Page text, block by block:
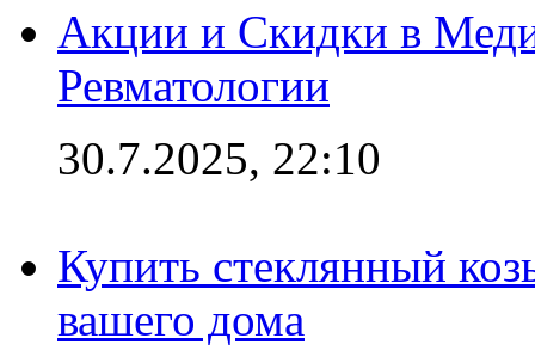
Акции и Скидки в
Ревматологии
30.7.2025, 22:10
Купить стеклянный
вашего дома